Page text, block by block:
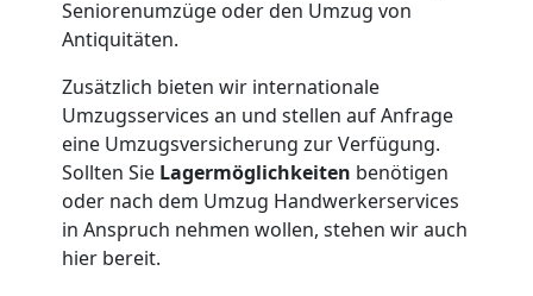
Seniorenumzüge oder den Umzug von
Antiquitäten.
Zusätzlich bieten wir internationale
Umzugsservices an und stellen auf Anfrage
eine Umzugsversicherung zur Verfügung.
Sollten Sie Lagermöglichkeiten benötigen
oder nach dem Umzug Handwerkerservices
in Anspruch nehmen wollen, stehen wir auch
hier bereit.
Möbellift
Wolfsberg
Übersiedlung
Wolfsberg